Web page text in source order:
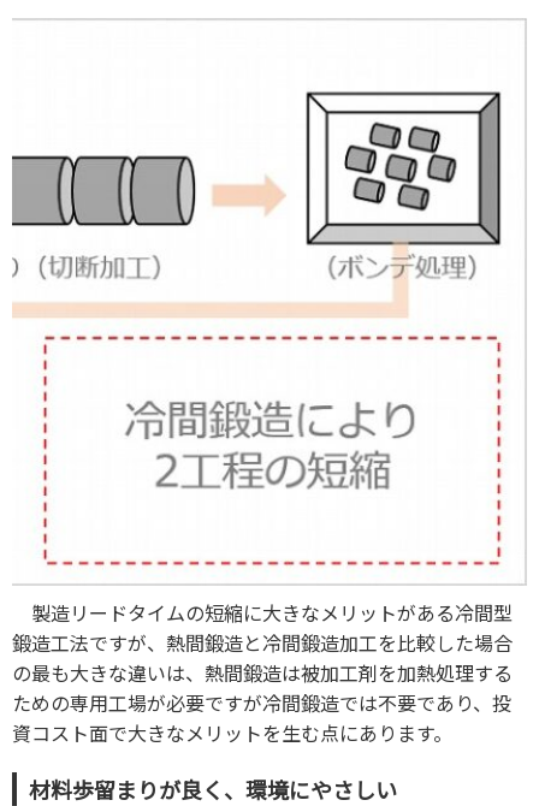
製造リードタイムの短縮に大きなメリットがある冷間型
鍛造工法ですが、熱間鍛造と冷間鍛造加工を比較した場合
の最も大きな違いは、熱間鍛造は被加工剤を加熱処理する
ための専用工場が必要ですが冷間鍛造では不要であり、投
資コスト面で大きなメリットを生む点にあります。
材料歩留まりが良く、環境にやさしい